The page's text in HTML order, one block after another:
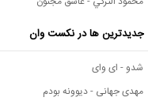
جدیدترین ها در نکست وان
شدو - ای وای
مهدی جهانی - دیوونه بودم